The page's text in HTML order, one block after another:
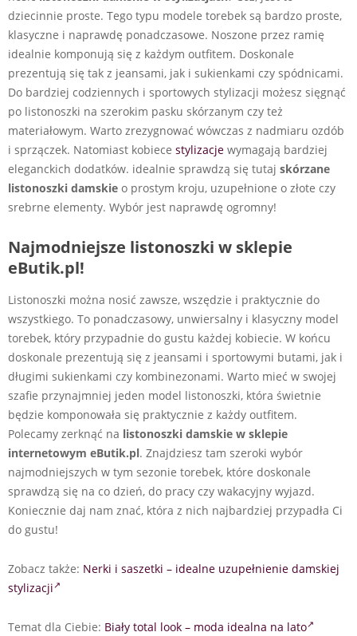
dziecinnie proste. Tego typu modele torebek są bardzo proste,
klasyczne i naprawdę ponadczasowe. Noszone przez ramię
idealnie komponują się z każdym outfitem. Doskonale
prezentują się tak z jeansami, jak i sukienkami czy spódnicami.
Do bardziej codziennych i sportowych stylizacji możesz sięgnąć
po listonoszki na szerokim pasku skórzanym czy też
materiałowym. Warto zrezygnować wówczas z nadmiaru ozdób
i sprzączek. Natomiast kobiece stylizacje wymagają bardziej
eleganckich dodatków. idealnie sprawdzą się tutaj skórzane
listonoszki damskie o prostym kroju, uzupełnione o złote czy
srebrne elementy. Wybór jest naprawdę ogromny!
Najmodniejsze listonoszki w sklepie
eButik.pl!
Listonoszki można nosić zawsze, wszędzie i praktycznie do
wszystkiego. To ponadczasowy, unwiersalny i klasyczny model
torebek, który przypadnie do gustu każdej kobiecie. W końcu
doskonale prezentują się z jeansami i sportowymi butami, jak i
długimi sukienkami czy kombinezonami. Warto mieć w swojej
szafie przynajmniej jeden model listonoszki, która świetnie
będzie komponowała się praktycznie z każdy outfitem.
Polecamy zerknąć na listonoszki damskie w sklepie
internetowym eButik.pl. Znajdziesz tam szeroki wybór
najmodniejszych w tym sezonie torebek, które doskonale
sprawdzą się na co dzień, do pracy czy wakacyjny wyjazd.
Koniecznie daj nam znać, która z nich najbardziej przypadła Ci
do gustu!
Zobacz także: Nerki i saszetki – idealne uzupełnienie damskiej
stylizacji
Temat dla Ciebie: Biały total look – moda idealna na lato